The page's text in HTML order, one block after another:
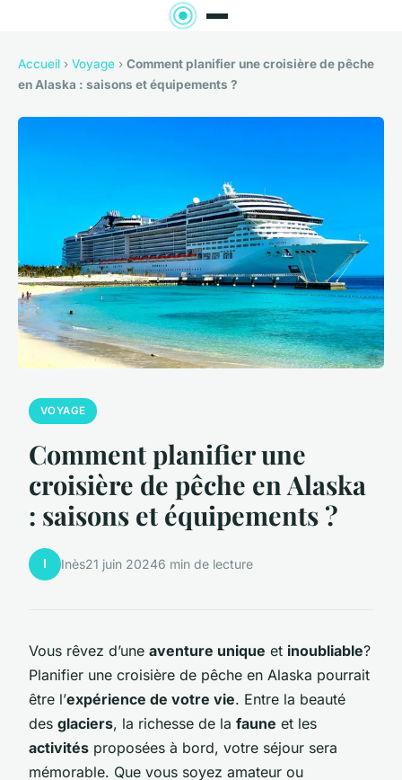
Accueil › Voyage › Comment planifier une croisière de pêche
en Alaska : saisons et équipements ?
VOYAGE
Comment planifier une
croisière de pêche en Alaska
: saisons et équipements ?
I Inès21 juin 20246 min de lecture
Vous rêvez d’une aventure unique et inoubliable?
Planifier une croisière de pêche en Alaska pourrait
être l’expérience de votre vie. Entre la beauté
des glaciers, la richesse de la faune et les
activités proposées à bord, votre séjour sera
mémorable. Que vous soyez amateur ou